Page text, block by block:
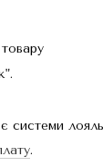
системи
.